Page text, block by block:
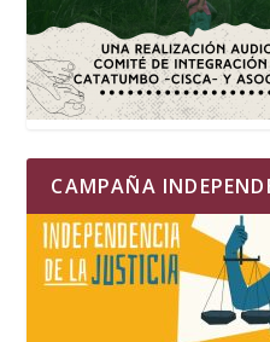
CAMPAÑA